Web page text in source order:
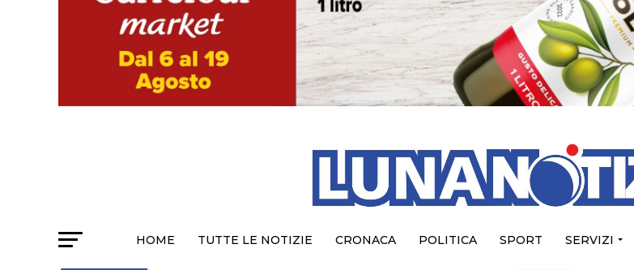
HOME TUTTE LE NOTIZIE CRONACA POLITICA SPORT SERVIZI